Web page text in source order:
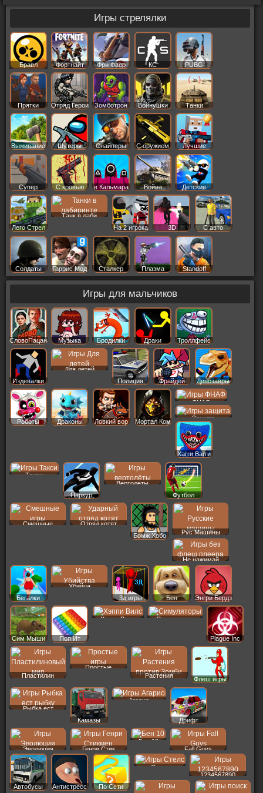
Игры стрелялки
Бравл
Старс
Фортнайт Фри Фаер КС PUBG
Прятки Отряд Герои Зомботрон Войнушки Танки
Выживание Шутеры Снайперы С оружием Лучшие
Супер С кровью в Кальмара Война Детские
Лего Стрел
Танк в лаби
На 2 игрока
3D С авто
Солдаты Гаррис Мод Сталкер Плазма Standoff
Игры для мальчиков
СловоПацана Музыка Бродилки Драки Троллфейс
Издевалки
Для детей
Полиция
Фрайдей Динозавры
Роботы Драконы Ловкий вор Мортал Ком
ФНАФ
Защита
Хагги Вагги
Такси
Паркур
Вертолеты
Футбол
Смешные
Отряд котят
Бомж Хобо
Рус Машины
Не нажимай
Бегалки
Убийца
3д игры
Бен Энгри Бердз
Сим Мыши Поп Ит
Хэппи Вилс Симуляторы
Plague Inc
Пластилин
Простые
Растения
Флеш игры
Рыбка ест
Камазы
Агарио
Дрифт
Эволюция Генри Стик
Бен 10
Fall Guys
Автобусы Антистресс По Сети
Стелс
1234567890